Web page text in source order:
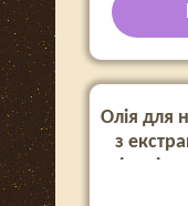
Олія для
з